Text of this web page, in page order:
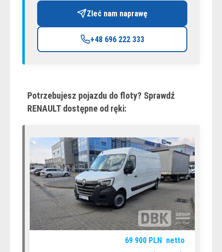
Zleć nam naprawę
+48 696 222 333
Potrzebujesz pojazdu do floty? Sprawdź
RENAULT dostępne od ręki:
69 900 PLN netto